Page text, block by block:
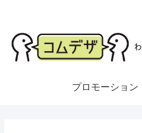
プロモーション